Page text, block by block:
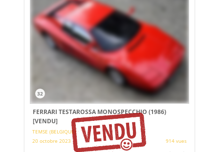
32
FERRARI TESTAROSSA MONOSPECCHIO (1986)
[VENDU]
TEMSE (BELGIQUE)
20 octobre 2023
914 vues